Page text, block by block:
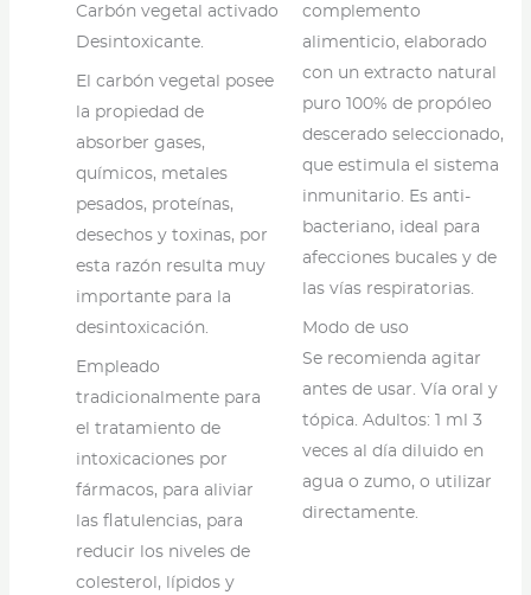
Carbón vegetal activado
Desintoxicante.
El carbón vegetal posee
la propiedad de
absorber gases,
químicos, metales
pesados, proteínas,
desechos y toxinas, por
esta razón resulta muy
importante para la
desintoxicación.
Empleado
tradicionalmente para
el tratamiento de
intoxicaciones por
fármacos, para aliviar
las flatulencias, para
reducir los niveles de
colesterol, lípidos y
complemento
alimenticio, elaborado
con un extracto natural
puro 100% de propóleo
descerado seleccionado,
que estimula el sistema
inmunitario. Es anti-
bacteriano, ideal para
afecciones bucales y de
las vías respiratorias.
Modo de uso
Se recomienda agitar
antes de usar. Vía oral y
tópica. Adultos: 1 ml 3
veces al día diluido en
agua o zumo, o utilizar
directamente.